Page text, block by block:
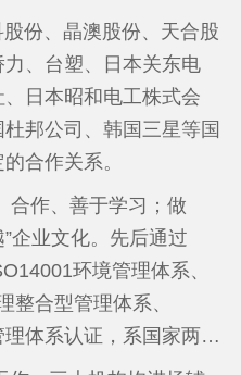
内投资建设含氟精细化
，重点开发半导体和新
主要有基础氟化工原
气体、含氟表面活性剂
第一期于2020年5月破
酸钾、六氟丁二烯等产
，高纯氟化氢铵项目于
达到国家最新标准要
4.89亿元。其中，年产
为国内第二家能够同时
份、晶澳股份、天合股
、台塑、日本关东电
日本昭和电工株式会
邦公司、韩国三星等国
合作关系。
作、善于学习；做
企业文化。先后通过
环境管理体系、
整合型管理体系、
体系认证，系国家两化
公司取得授权15个发明